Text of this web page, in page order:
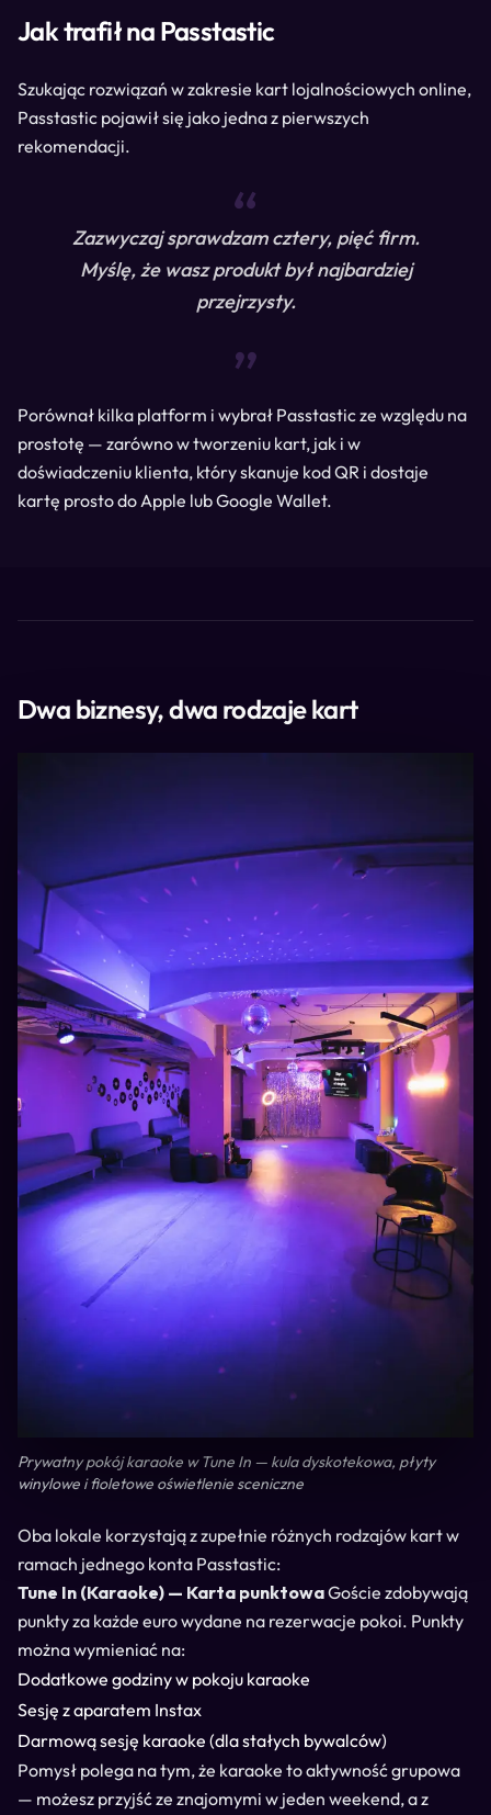
Jak trafił na Passtastic
Szukając rozwiązań w zakresie kart lojalnościowych online,
Passtastic pojawił się jako jedna z pierwszych
rekomendacji.
“
Zazwyczaj sprawdzam cztery, pięć firm.
Myślę, że wasz produkt był najbardziej
przejrzysty.
“
Porównał kilka platform i wybrał Passtastic ze względu na
prostotę — zarówno w tworzeniu kart, jak i w
doświadczeniu klienta, który skanuje kod QR i dostaje
kartę prosto do Apple lub Google Wallet.
Dwa biznesy, dwa rodzaje kart
Prywatny pokój karaoke w Tune In — kula dyskotekowa, płyty
winylowe i fioletowe oświetlenie sceniczne
Oba lokale korzystają z zupełnie różnych rodzajów kart w
ramach jednego konta Passtastic:
Tune In (Karaoke) — Karta punktowaGoście zdobywają
punkty za każde euro wydane na rezerwacje pokoi. Punkty
można wymieniać na:
Dodatkowe godziny w pokoju karaoke
Sesję z aparatem Instax
Darmową sesję karaoke (dla stałych bywalców)
Pomysł polega na tym, że karaoke to aktywność grupowa
— możesz przyjść ze znajomymi w jeden weekend, a z